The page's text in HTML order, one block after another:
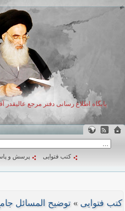
پایگاه اطلاع رسانی دفتر مرجع
کتب فتوایی پرسش و
کتب فتوایی » توضیح المسائل جامع جلد